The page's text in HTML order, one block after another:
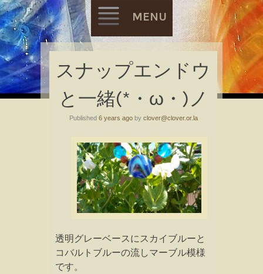
MENU
Skip
to
content
スナップエンドウ
と一緒(*・ω・)ノ
Published 6 years agoby clover@clover.or.la
透明グレーベースにスカイブルーと
コバルトブルーの流しマーブル模様
です。